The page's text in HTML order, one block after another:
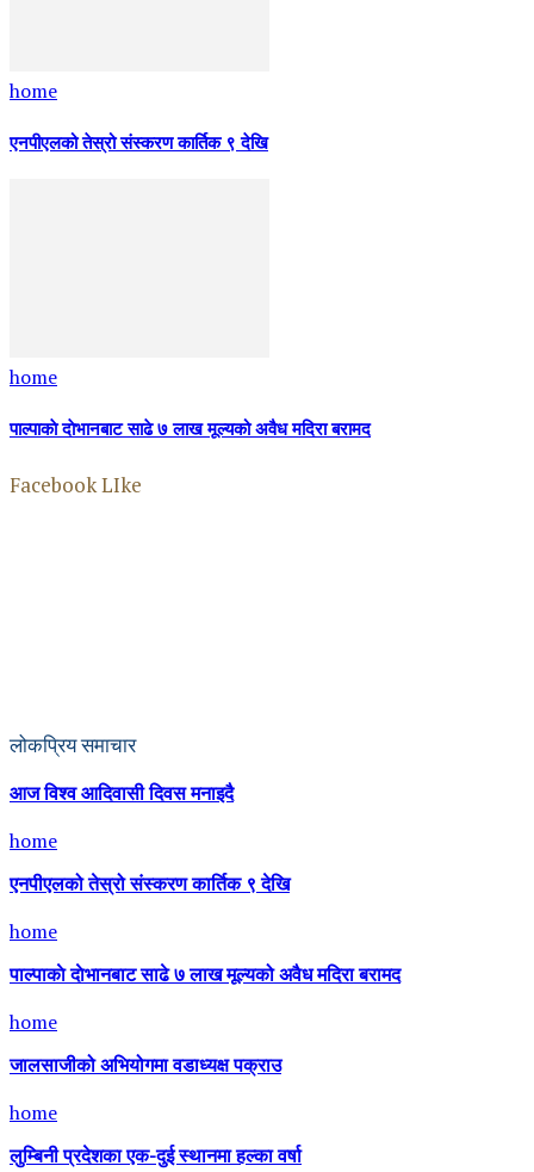
home
एनपीएलको तेस्रो संस्करण कार्तिक ९ देखि
home
पाल्पाकाे दाेभानबाट साढे ७ लाख मूल्यको अवैध मदिरा बरामद
Facebook LIke
लोकप्रिय समाचार
आज विश्व आदिवासी दिवस मनाइदै
home
एनपीएलको तेस्रो संस्करण कार्तिक ९ देखि
home
पाल्पाकाे दाेभानबाट साढे ७ लाख मूल्यको अवैध मदिरा बरामद
home
जालसाजीको अभियोगमा वडाध्यक्ष पक्राउ
home
लुम्बिनी प्रदेशका एक-दुई स्थानमा हल्का वर्षा